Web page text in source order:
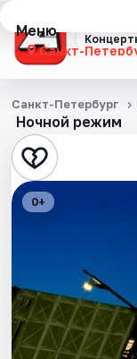
Меню
Санкт-
Концерты
Театр
Стендап
Экскурсии
Спорт
Ночной режим
Санкт-Петербург
0+